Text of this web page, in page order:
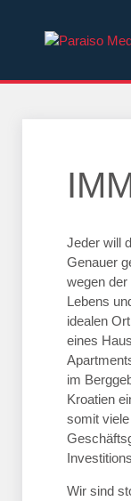
Jeder will
Genauer
wegen
Lebens­
idealen
eines
im
Kroatien
somit
Wir sind